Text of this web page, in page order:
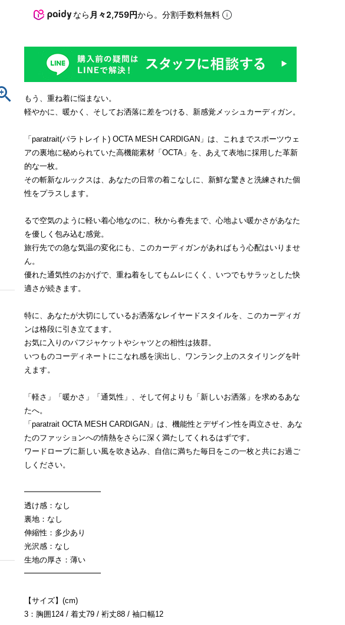
なら 月々2,759円から。分割手数料無料
もう、重ね着に悩まない。
軽やかに、暖かく、そしてお洒落に差をつける、新感覚メッシュカーディガン。
「paratrait(パラトレイト) OCTA MESH CARDIGAN」は、これまでスポーツウェ
アの裏地に秘められていた高機能素材「OCTA」を、あえて表地に採用した革新
的な一枚。
その斬新なルックスは、あなたの日常の着こなしに、新鮮な驚きと洗練された個
性をプラスします。
るで空気のように軽い着心地なのに、秋から春先まで、心地よい暖かさがあなた
を優しく包み込む感覚。
旅行先での急な気温の変化にも、このカーディガンがあればもう心配はいりませ
ん。
優れた通気性のおかげで、重ね着をしてもムレにくく、いつでもサラッとした快
適さが続きます。
特に、あなたが大切にしているお洒落なレイヤードスタイルを、このカーディガ
ンは格段に引き立てます。
お気に入りのパフジャケットやシャツとの相性は抜群。
いつものコーディネートにこなれ感を演出し、ワンランク上のスタイリングを叶
えます。
「軽さ」「暖かさ」「通気性」、そして何よりも「新しいお洒落」を求めるあな
たへ。
「paratrait OCTA MESH CARDIGAN」は、機能性とデザイン性を両立させ、あな
たのファッションへの情熱をさらに深く満たしてくれるはずです。
ワードローブに新しい風を吹き込み、自信に満ちた毎日をこの一枚と共にお過ご
しください。
━━━━━━━━━━
透け感：なし
裏地：なし
伸縮性：多少あり
光沢感：なし
生地の厚さ：薄い
━━━━━━━━━━
【サイズ】(cm)
3：胸囲124 / 着丈79 / 裄丈88 / 袖口幅12